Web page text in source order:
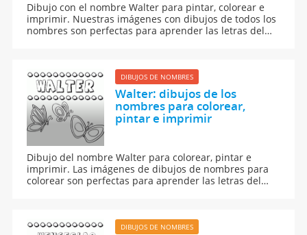
Dibujo con el nombre Walter para pintar, colorear e
imprimir. Nuestras imágenes con dibujos de todos los
nombres son perfectas para aprender las letras del
DIBUJOS DE NOMBRES
Walter: dibujos de los
nombres para colorear,
pintar e imprimir
Dibujo del nombre Walter para colorear, pintar e
imprimir. Las imágenes de dibujos de nombres para
colorear son perfectas para aprender las letras del
DIBUJOS DE NOMBRES